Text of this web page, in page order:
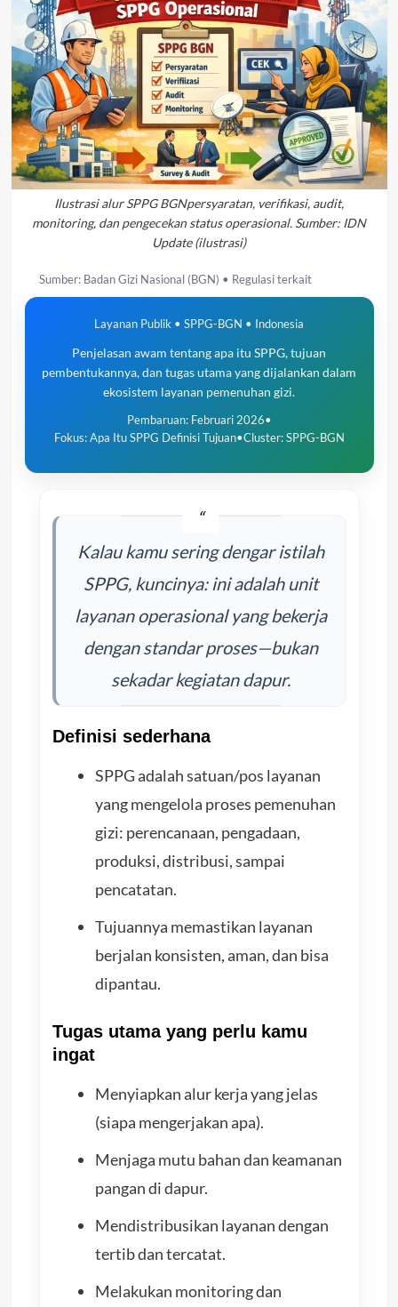
Ilustrasi alur SPPG BGNpersyaratan, verifikasi, audit,
monitoring, dan pengecekan status operasional. Sumber: IDN
Update (ilustrasi)
Sumber: Badan Gizi Nasional (BGN) • Regulasi terkait
Layanan Publik • SPPG-BGN • Indonesia
Penjelasan awam tentang apa itu SPPG, tujuan
pembentukannya, dan tugas utama yang dijalankan dalam
ekosistem layanan pemenuhan gizi.
Pembaruan: Februari 2026•
Fokus: Apa Itu SPPG Definisi Tujuan•Cluster: SPPG-BGN
Kalau kamu sering dengar istilah
SPPG, kuncinya: ini adalah unit
layanan operasional yang bekerja
dengan standar proses—bukan
sekadar kegiatan dapur.
Definisi sederhana
SPPG adalah satuan/pos layanan
yang mengelola proses pemenuhan
gizi: perencanaan, pengadaan,
produksi, distribusi, sampai
pencatatan.
Tujuannya memastikan layanan
berjalan konsisten, aman, dan bisa
dipantau.
Tugas utama yang perlu kamu
ingat
Menyiapkan alur kerja yang jelas
(siapa mengerjakan apa).
Menjaga mutu bahan dan keamanan
pangan di dapur.
Mendistribusikan layanan dengan
tertib dan tercatat.
Melakukan monitoring dan